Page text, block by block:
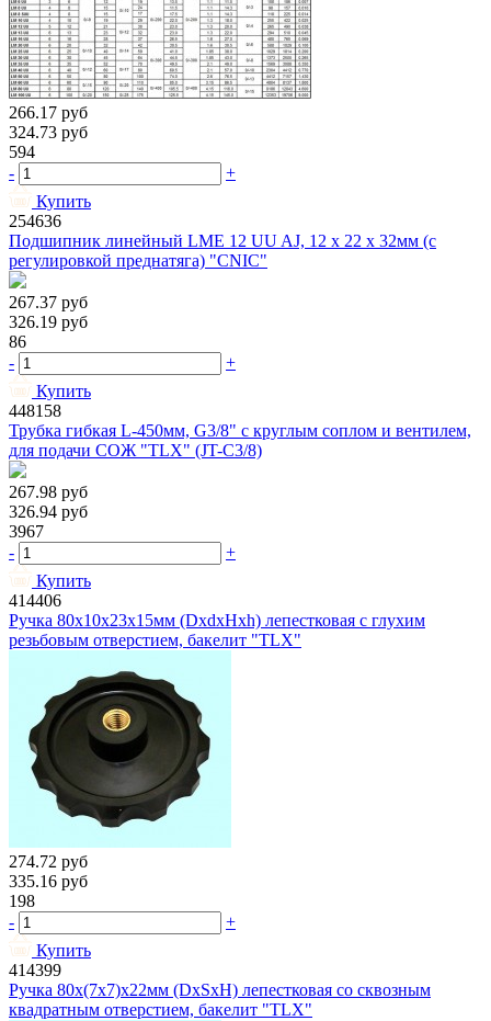
266.17 руб
324.73 руб
594
-
+
Купить
254636
Подшипник линейный LMЕ 12 UU AJ, 12 х 22 х 32мм (с
регулировкой преднатяга) "CNIC"
267.37 руб
326.19 руб
86
-
+
Купить
448158
Трубка гибкая L-450мм, G3/8" с круглым соплом и вентилем,
для подачи СОЖ "TLX" (JT-C3/8)
267.98 руб
326.94 руб
3967
-
+
Купить
414406
Ручка 80х10х23х15мм (DxdxHxh) лепестковая с глухим
резьбовым отверстием, бакелит "TLX"
274.72 руб
335.16 руб
198
-
+
Купить
414399
Ручка 80х(7х7)х22мм (DxSxH) лепестковая со сквозным
квадратным отверстием, бакелит "TLX"